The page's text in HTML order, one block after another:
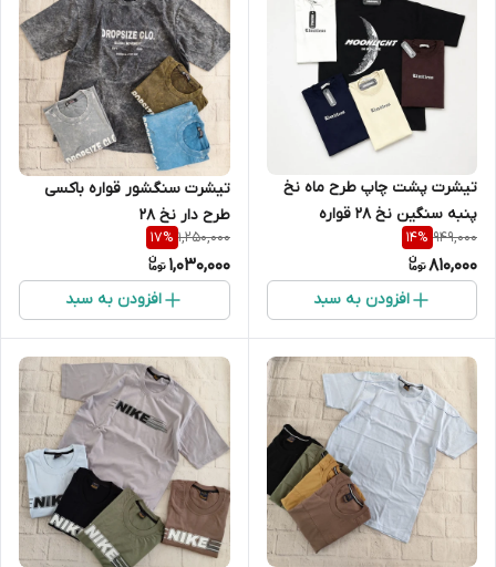
تیشرت پشت چاپ طرح ماه نخ
پنبه سنگین نخ 28 قواره
معمولی
949,000
14%
810,000
افزودن به سبد
تیشرت سنگشور قواره باکسی
طرح دار نخ 28
1,250,000
17%
1,030,000
افزودن به سبد